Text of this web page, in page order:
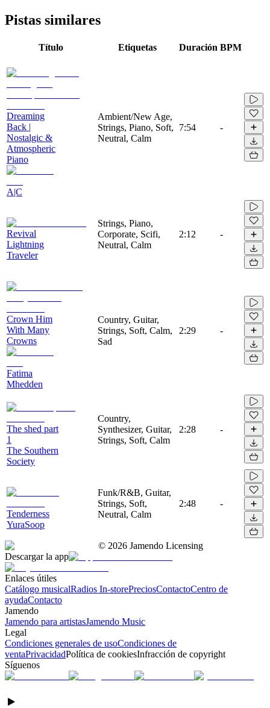
Pistas similares
Título Etiquetas Duración BPM
Dreaming
Back |
Nostalgic &
Atmospheric
Piano
A|C
Ambient/New Age,
Strings, Piano, Soft,
Neutral, Calm
7:54 -
Revival
Lightning
Traveler
Strings, Piano,
Corporate, Scifi,
Neutral, Calm
2:12 -
Crown Him
With Many
Crowns
Fatima
Mhedden
Country, Guitar,
Strings, Soft, Calm,
Sad
2:29 -
The shed part
1
The Southern
Society
Country,
Synthesizer, Guitar,
Strings, Soft, Calm
2:28 -
Tenderness
YuraSoop
Funk/R&B, Guitar,
Strings, Soft,
Neutral, Calm
2:48 -
© 2026 Jamendo Licensing
Descargar la app
Enlaces útiles
Catálogo musicalRadios In-storePreciosContactoCentro de
ayudaContacto
Jamendo
Jamendo para artistasJamendo Music
Legal
Condiciones generales de usoCondiciones de
ventaPrivacidadPolítica de cookiesInfracción de copyright
Síguenos